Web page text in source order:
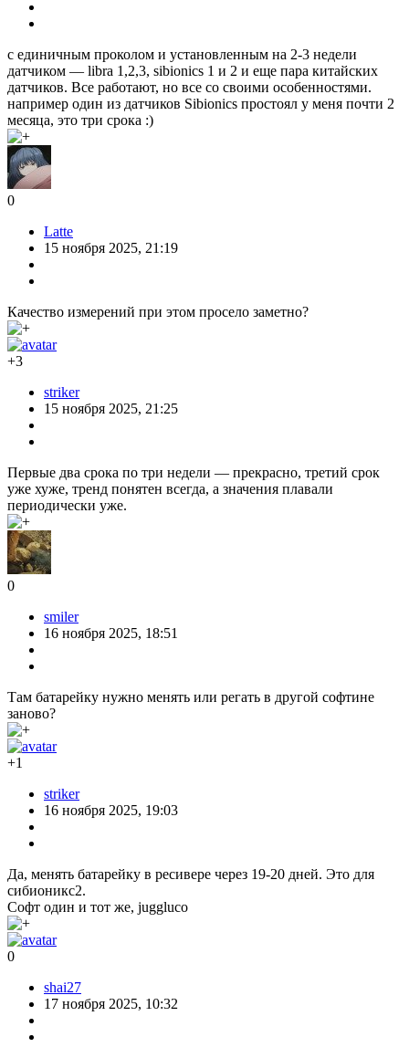
с единичным проколом и установленным на 2-3 недели
датчиком — libra 1,2,3, sibionics 1 и 2 и еще пара китайских
датчиков. Все работают, но все со своими особенностями.
например один из датчиков Sibionics простоял у меня почти 2
месяца, это три срока :)
0
Latte
15 ноября 2025, 21:19
Качество измерений при этом просело заметно?
+3
striker
15 ноября 2025, 21:25
Первые два срока по три недели — прекрасно, третий срок
уже хуже, тренд понятен всегда, а значения плавали
периодически уже.
0
smiler
16 ноября 2025, 18:51
Там батарейку нужно менять или регать в другой софтине
заново?
+1
striker
16 ноября 2025, 19:03
Да, менять батарейку в ресивере через 19-20 дней. Это для
сибионикс2.
Софт один и тот же, juggluco
0
shai27
17 ноября 2025, 10:32